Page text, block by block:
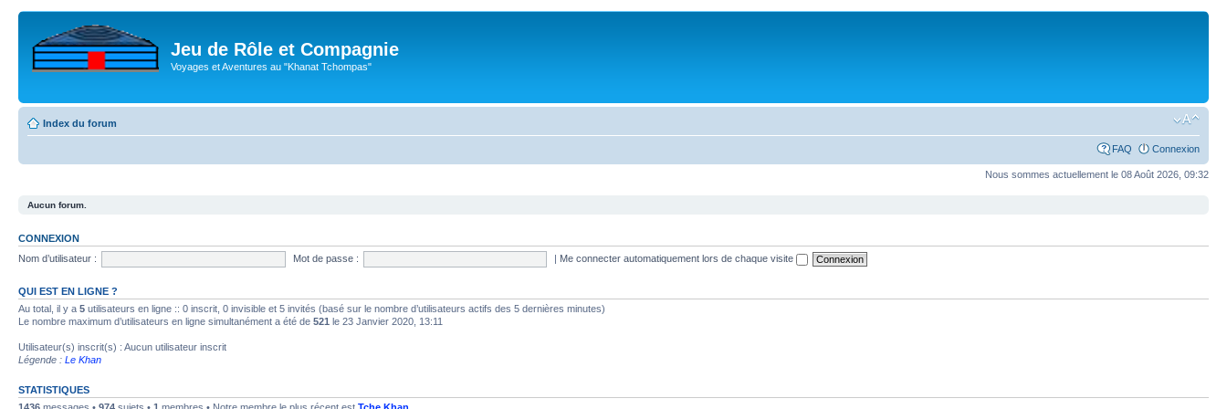
Jeu de Rôle et Compagnie
Voyages et Aventures au "Khanat Tchompas"
Index du forum
FAQ Connexion
Nous sommes actuellement le 08 Août 2026, 09:32
Aucun forum.
CONNEXION
Nom d’utilisateur :
Mot de passe : | Me connecter automatiquement lors de chaque visite
QUI EST EN LIGNE ?
Au total, il y a 5 utilisateurs en ligne :: 0 inscrit, 0 invisible et 5 invités (basé sur le nombre d’utilisateurs actifs des 5 dernières minutes)
Le nombre maximum d’utilisateurs en ligne simultanément a été de 521 le 23 Janvier 2020, 13:11
Utilisateur(s) inscrit(s) : Aucun utilisateur inscrit
Légende : Le Khan
STATISTIQUES